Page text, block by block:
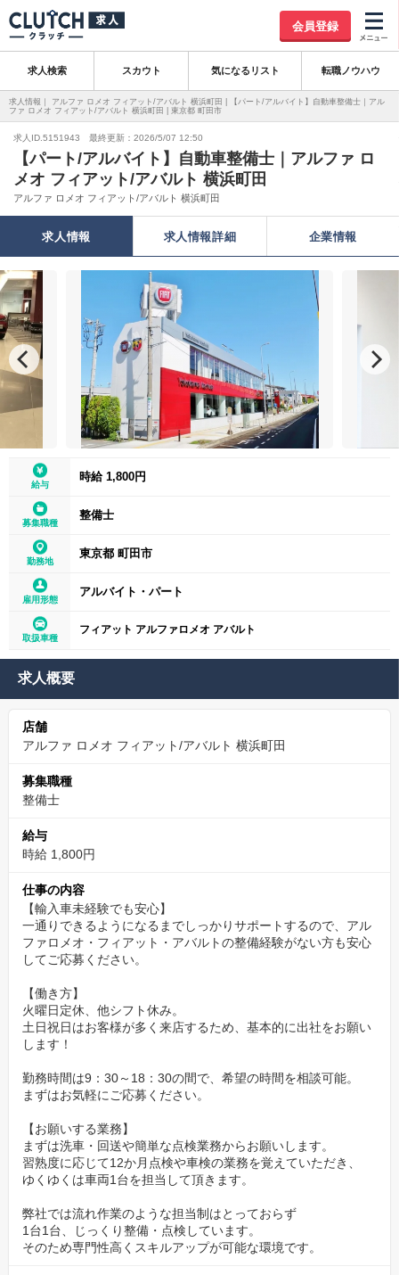
会員登録
求人検索 スカウト 気になるリスト 転職ノウハウ
求人情報｜ アルファ ロメオ フィアット/アバルト 横浜町田 | 【パート/アルバイト】自動車整備士｜アル
ファ ロメオ フィアット/アバルト 横浜町田 | 東京都 町田市
求人ID.5151943 最終更新：2026/5/07 12:50
【パート/アルバイト】自動車整備士｜アルファ ロ
メオ フィアット/アバルト 横浜町田
アルファ ロメオ フィアット/アバルト 横浜町田
求人情報 求人情報詳細 企業情報
給与
時給 1,800円
募集職種
整備士
勤務地
東京都 町田市
雇用形態
アルバイト・パート
取扱車種
フィアット アルファロメオ アバルト
求人概要
店舗
アルファ ロメオ フィアット/アバルト 横浜町田
募集職種
整備士
給与
時給 1,800円
仕事の内容
【輸入車未経験でも安心】
一通りできるようになるまでしっかりサポートするので、アル
ファロメオ・フィアット・アバルトの整備経験がない方も安心
してご応募ください。
【働き方】
火曜日定休、他シフト休み。
土日祝日はお客様が多く来店するため、基本的に出社をお願い
します！
勤務時間は9：30～18：30の間で、希望の時間を相談可能。
まずはお気軽にご応募ください。
【お願いする業務】
まずは洗車・回送や簡単な点検業務からお願いします。
習熟度に応じて12か月点検や車検の業務を覚えていただき、
ゆくゆくは車両1台を担当して頂きます。
弊社では流れ作業のような担当制はとっておらず
1台1台、じっくり整備・点検しています。
そのため専門性高くスキルアップが可能な環境です。